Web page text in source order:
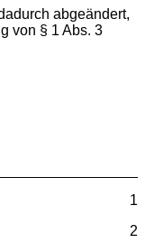
abgeändert,
von § 1 Abs. 3
1
2